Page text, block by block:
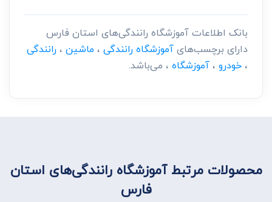
بانک اطلاعات آموزشگاه رانندگی‌های استان فارس
دارای برچسب‌هایآموزشگاه رانندگی ، ماشین ،رانندگی
،خودرو ،آموزشگاه ، می‌باشد.
محصولات مرتبط آموزشگاه رانندگی‌های استان
فارس